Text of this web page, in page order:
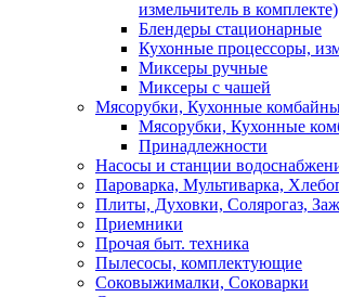
измельчитель в комплекте)
Блендеры стационарные
Кухонные процессоры,
Миксеры ручные
Миксеры с чашей
Мясорубки, Кухонные
Мясорубки, Кухонные
Принадлежности
Насосы и станции
Пароварка, Мультиварка,
Плиты, Духовки, Солярогаз,
Приемники
Прочая быт. техника
Пылесосы, комплектующие
Соковыжималки, Соковарки